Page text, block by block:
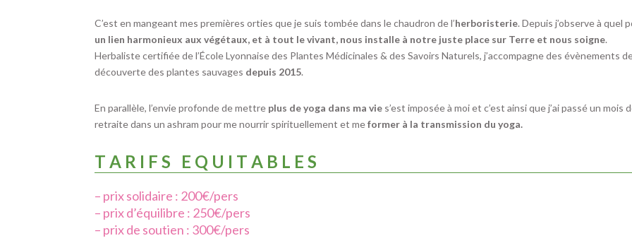
C’est en mangeant mes premières orties que je suis tombée dans le chaudron de l’herboristerie. Depuis j’observe à quel
un lien harmonieux aux végétaux, et à tout le vivant, nous installe à notre juste place sur Terre et nous soigne.
Herbaliste certifiée de l’École Lyonnaise des Plantes Médicinales & des Savoirs Naturels, j’accompagne des évènements
découverte des plantes sauvages depuis 2015.
En parallèle, l’envie profonde de mettre plus de yoga dans ma vie s’est imposée à moi et c’est ainsi que j’ai passé un mois
retraite dans un ashram pour me nourrir spirituellement et meformer à la transmission du yoga.
T A R I F S E Q U I T A B L E S
– prix solidaire : 200€/pers
– prix d’équilibre : 250€/pers
– prix de soutien : 300€/pers